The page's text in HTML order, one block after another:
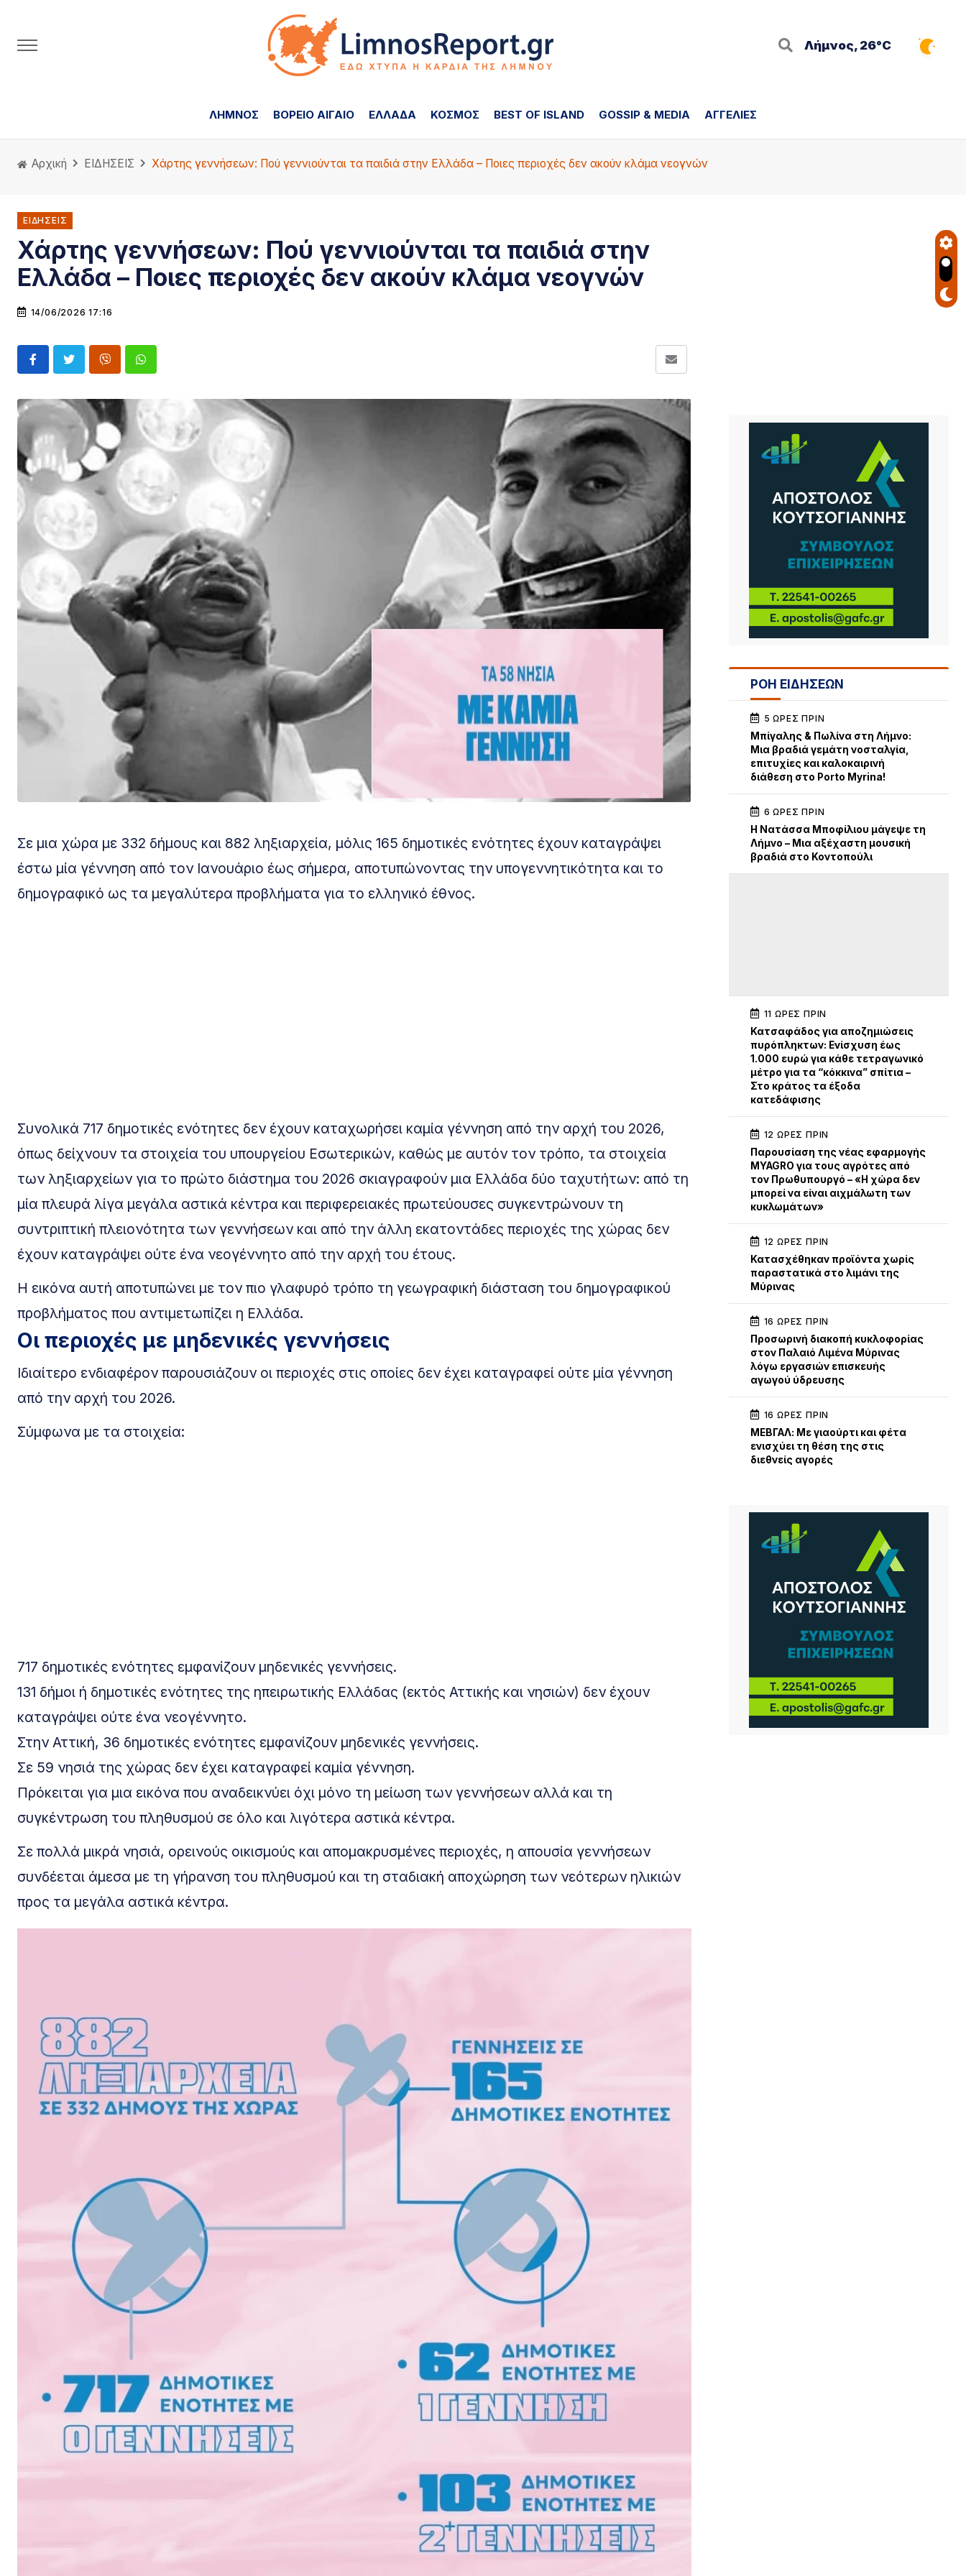
Λήμνος, 26°C
ΛΗΜΝΟΣ ΒΟΡΕΙΟ ΑΙΓΑΙΟ ΕΛΛΑΔΑ ΚΟΣΜΟΣ BEST OF ISLAND GOSSIP & MEDIA ΑΓΓΕΛΙΕΣ
Αρχική ΕΙΔΗΣΕΙΣ Χάρτης γεννήσεων: Πού γεννιούνται τα παιδιά στην Ελλάδα – Ποιες περιοχές δεν ακούν κλάμα νεογνών
ΕΙΔΗΣΕΙΣ
Χάρτης γεννήσεων: Πού γεννιούνται τα παιδιά στην
Ελλάδα – Ποιες περιοχές δεν ακούν κλάμα νεογνών
14/06/2026 17:16
Σε μια χώρα με 332 δήμους και 882 ληξιαρχεία, μόλις 165 δημοτικές ενότητες έχουν καταγράψει
έστω μία γέννηση από τον Ιανουάριο έως σήμερα, αποτυπώνοντας την υπογεννητικότητα και το
δημογραφικό ως τα μεγαλύτερα προβλήματα για το ελληνικό έθνος.
Συνολικά 717 δημοτικές ενότητες δεν έχουν καταχωρήσει καμία γέννηση από την αρχή του 2026,
όπως δείχνουν τα στοιχεία του υπουργείου Εσωτερικών, καθώς με αυτόν τον τρόπο, τα στοιχεία
των ληξιαρχείων για το πρώτο διάστημα του 2026 σκιαγραφούν μια Ελλάδα δύο ταχυτήτων: από τη
μία πλευρά λίγα μεγάλα αστικά κέντρα και περιφερειακές πρωτεύουσες συγκεντρώνουν τη
συντριπτική πλειονότητα των γεννήσεων και από την άλλη εκατοντάδες περιοχές της χώρας δεν
έχουν καταγράψει ούτε ένα νεογέννητο από την αρχή του έτους.
Η εικόνα αυτή αποτυπώνει με τον πιο γλαφυρό τρόπο τη γεωγραφική διάσταση του δημογραφικού
προβλήματος που αντιμετωπίζει η Ελλάδα.
Οι περιοχές με μηδενικές γεννήσεις
Ιδιαίτερο ενδιαφέρον παρουσιάζουν οι περιοχές στις οποίες δεν έχει καταγραφεί ούτε μία γέννηση
από την αρχή του 2026.
Σύμφωνα με τα στοιχεία:
717 δημοτικές ενότητες εμφανίζουν μηδενικές γεννήσεις.
131 δήμοι ή δημοτικές ενότητες της ηπειρωτικής Ελλάδας (εκτός Αττικής και νησιών) δεν έχουν
καταγράψει ούτε ένα νεογέννητο.
Στην Αττική, 36 δημοτικές ενότητες εμφανίζουν μηδενικές γεννήσεις.
Σε 59 νησιά της χώρας δεν έχει καταγραφεί καμία γέννηση.
Πρόκειται για μια εικόνα που αναδεικνύει όχι μόνο τη μείωση των γεννήσεων αλλά και τη
συγκέντρωση του πληθυσμού σε όλο και λιγότερα αστικά κέντρα.
Σε πολλά μικρά νησιά, ορεινούς οικισμούς και απομακρυσμένες περιοχές, η απουσία γεννήσεων
συνδέεται άμεσα με τη γήρανση του πληθυσμού και τη σταδιακή αποχώρηση των νεότερων ηλικιών
προς τα μεγάλα αστικά κέντρα.
ΡΟΗ ΕΙΔΗΣΕΩΝ
5 ΏΡΕΣ ΠΡΙΝ
Μπίγαλης & Πωλίνα στη Λήμνο:
Μια βραδιά γεμάτη νοσταλγία,
επιτυχίες και καλοκαιρινή
διάθεση στο Porto Myrina!
6 ΏΡΕΣ ΠΡΙΝ
Η Νατάσσα Μποφίλιου μάγεψε τη
Λήμνο – Μια αξέχαστη μουσική
βραδιά στο Κοντοπούλι
11 ΏΡΕΣ ΠΡΙΝ
Κατσαφάδος για αποζημιώσεις
πυρόπληκτων: Ενίσχυση έως
1.000 ευρώ για κάθε τετραγωνικό
μέτρο για τα “κόκκινα” σπίτια –
Στο κράτος τα έξοδα
κατεδάφισης
12 ΏΡΕΣ ΠΡΙΝ
Παρουσίαση της νέας εφαρμογής
MYAGRO για τους αγρότες από
τον Πρωθυπουργό – «Η χώρα δεν
μπορεί να είναι αιχμάλωτη των
κυκλωμάτων»
12 ΏΡΕΣ ΠΡΙΝ
Κατασχέθηκαν προϊόντα χωρίς
παραστατικά στο λιμάνι της
Μύρινας
16 ΏΡΕΣ ΠΡΙΝ
Προσωρινή διακοπή κυκλοφορίας
στον Παλαιό Λιμένα Μύρινας
λόγω εργασιών επισκευής
αγωγού ύδρευσης
16 ΏΡΕΣ ΠΡΙΝ
ΜΕΒΓΑΛ: Με γιαούρτι και φέτα
ενισχύει τη θέση της στις
διεθνείς αγορές